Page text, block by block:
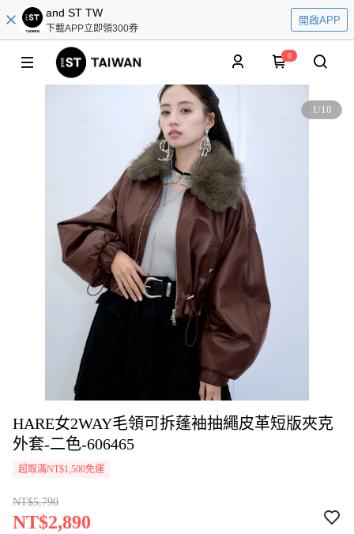
and ST TW
下載APP立即領300券
開啟APP
0
1/10
HARE女2WAY毛領可拆蓬袖抽繩皮革短版夾克
外套-二色-606465
超取滿NT$1,500免運
NT$5,790
NT$2,890